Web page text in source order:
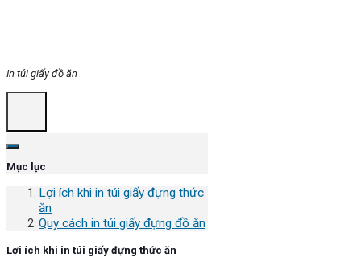
In túi giấy đồ ăn
Mục lục
Lợi ích khi in túi giấy đựng thức
ăn
Quy cách in túi giấy đựng đồ ăn
Lợi ích khi in túi giấy đựng thức ăn